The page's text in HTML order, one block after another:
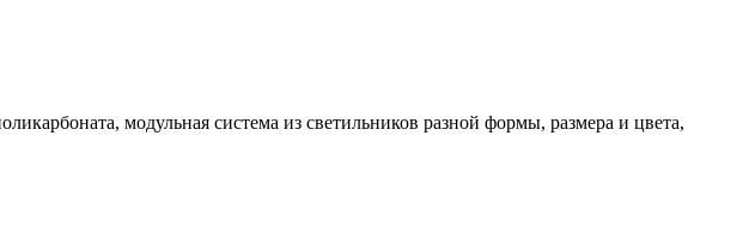
модульная система из светильников разной формы, размера и цвета,